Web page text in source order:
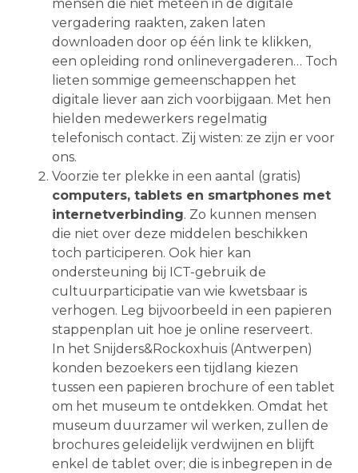
mensen die niet meteen in de digitale
vergadering raakten, zaken laten
downloaden door op één link te klikken,
een opleiding rond onlinevergaderen… Toch
lieten sommige gemeenschappen het
digitale liever aan zich voorbijgaan. Met hen
hielden medewerkers regelmatig
telefonisch contact. Zij wisten: ze zijn er voor
ons.
Voorzie ter plekke in een aantal (gratis)
computers, tablets en smartphones met
internetverbinding. Zo kunnen mensen
die niet over deze middelen beschikken
toch participeren. Ook hier kan
ondersteuning bij ICT-gebruik de
cultuurparticipatie van wie kwetsbaar is
verhogen. Leg bijvoorbeeld in een papieren
stappenplan uit hoe je online reserveert.
In het Snijders&Rockoxhuis (Antwerpen)
konden bezoekers een tijdlang kiezen
tussen een papieren brochure of een tablet
om het museum te ontdekken. Omdat het
museum duurzamer wil werken, zullen de
brochures geleidelijk verdwijnen en blijft
enkel de tablet over; die is inbegrepen in de